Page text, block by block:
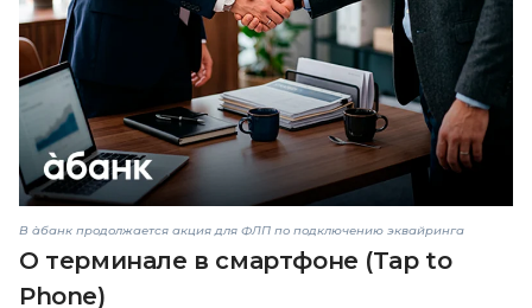
В àбанк продолжается акция для ФЛП по подключению эквайринга
О терминале в смартфоне (Tap to
Phone)